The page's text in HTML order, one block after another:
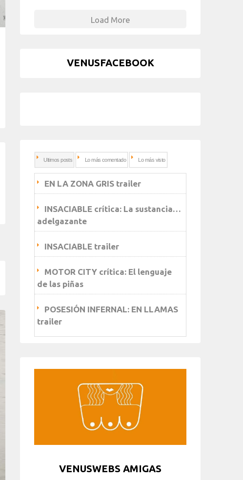
Load More
VENUSFACEBOOK
Ultimos posts Lo más comentado Lo más visto
EN LA ZONA GRIS trailer
INSACIABLE crítica: La sustancia…
adelgazante
INSACIABLE trailer
MOTOR CITY crítica: El lenguaje
de las piñas
POSESIÓN INFERNAL: EN LLAMAS
trailer
VENUSWEBS AMIGAS